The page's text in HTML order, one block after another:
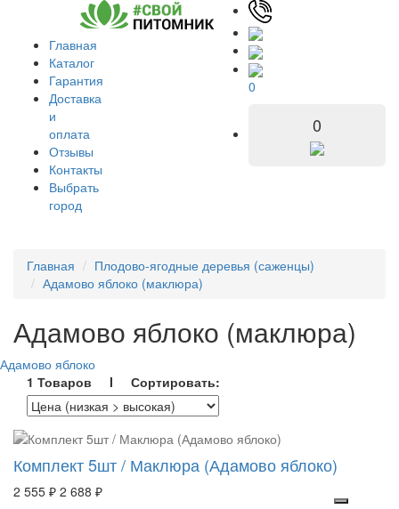
Главная
Каталог
Гарантия
Доставка
и
оплата
Отзывы
Контакты
Выбрать
город
0
0
Главная
Плодово-ягодные деревья (саженцы)
Адамово яблоко (маклюра)
Адамово яблоко (маклюра)
Адамово яблоко
1 Товаров I Сортировать:
Комплект 5шт / Маклюра (Адамово яблоко)
2 555 ₽ 2 688 ₽